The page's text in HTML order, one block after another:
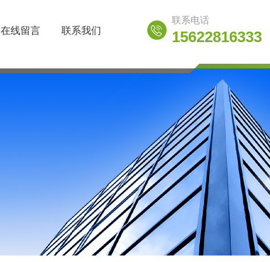
在线留言 联系我们
联系电话
15622816333